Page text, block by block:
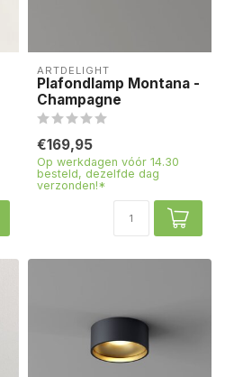
ARTDELIGHT
Plafondlamp Montana -
Champagne
€169,95
Op werkdagen vóór 14.30
besteld, dezelfde dag
verzonden!*